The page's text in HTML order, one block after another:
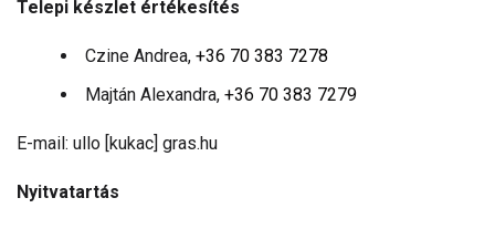
Telepi készlet értékesítés
Czine Andrea, +36 70 383 7278
Majtán Alexandra, +36 70 383 7279
E-mail: ullo [kukac] gras.hu
Nyitvatartás